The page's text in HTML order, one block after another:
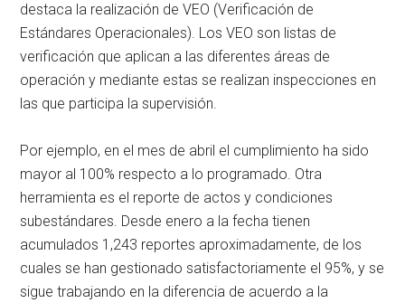
destaca la realización de VEO (Verificación de
Estándares Operacionales). Los VEO son listas de
verificación que aplican a las diferentes áreas de
operación y mediante estas se realizan inspecciones en
las que participa la supervisión.
Por ejemplo, en el mes de abril el cumplimiento ha sido
mayor al 100% respecto a lo programado. Otra
herramienta es el reporte de actos y condiciones
subestándares. Desde enero a la fecha tienen
acumulados 1,243 reportes aproximadamente, de los
cuales se han gestionado satisfactoriamente el 95%, y se
sigue trabajando en la diferencia de acuerdo a la